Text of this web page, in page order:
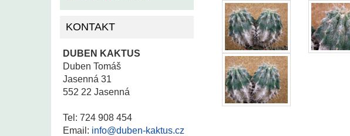
KONTAKT
DUBEN KAKTUS
Duben Tomáš
Jasenná 31
552 22 Jasenná
Tel: 724 908 454
Email: info@duben-kaktus.cz